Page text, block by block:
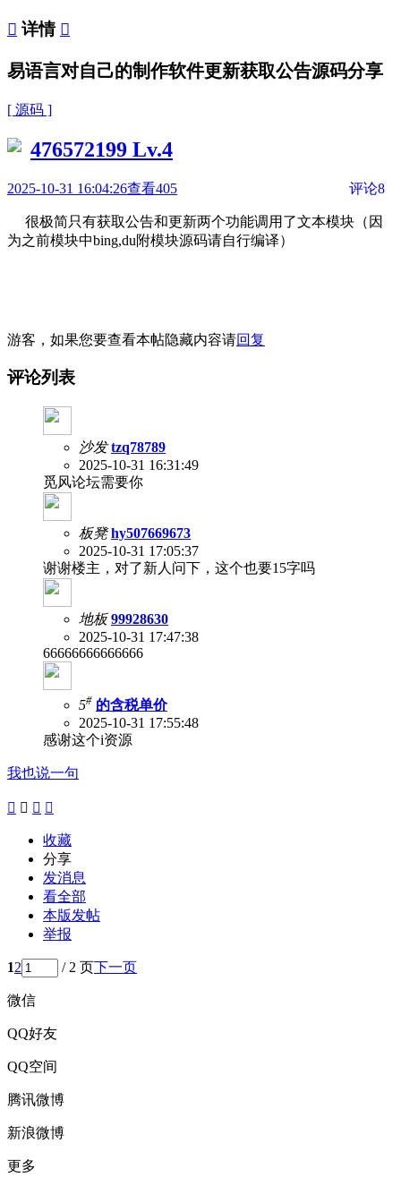
 详情 
易语言对自己的制作软件更新获取公告源码分享
[ 源码 ]
476572199 Lv.4
2025-10-31 16:04:26查看405 评论8
很极简只有获取公告和更新两个功能调用了文本模块（因
为之前模块中bing,du附模块源码请自行编译）
游客，如果您要查看本帖隐藏内容请回复
评论列表
沙发 tzq78789
2025-10-31 16:31:49
觅风论坛需要你
板凳 hy507669673
2025-10-31 17:05:37
谢谢楼主，对了新人问下，这个也要15字吗
地板 99928630
2025-10-31 17:47:38
66666666666666
5# 的含税单价
2025-10-31 17:55:48
感谢这个i资源
我也说一句
   
收藏
分享
发消息
看全部
本版发帖
举报
12 / 2 页下一页
微信
QQ好友
QQ空间
腾讯微博
新浪微博
更多